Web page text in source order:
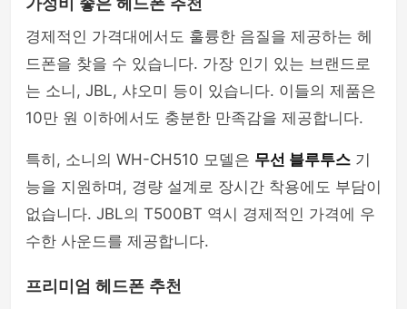
가성비 좋은 헤드폰 추천
경제적인 가격대에서도 훌륭한 음질을 제공하는 헤
드폰을 찾을 수 있습니다. 가장 인기 있는 브랜드로
는 소니, JBL, 샤오미 등이 있습니다. 이들의 제품은
10만 원 이하에서도 충분한 만족감을 제공합니다.
특히, 소니의 WH-CH510 모델은 무선 블루투스 기
능을 지원하며, 경량 설계로 장시간 착용에도 부담이
없습니다. JBL의 T500BT 역시 경제적인 가격에 우
수한 사운드를 제공합니다.
프리미엄 헤드폰 추천